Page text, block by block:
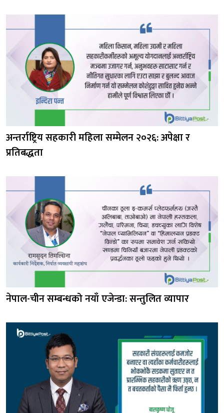
अन्तर्राष्ट्रिय सहकारी महिला सम्मेलन २०२६: अपेक्षा र
प्रतिबद्धता
नेपाल-चीन सम्बन्धको नयाँ एजेन्डा: सन्तुलित व्यापार